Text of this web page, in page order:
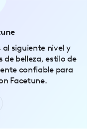
al siguiente nivel y
belleza, estilo de
confiable para
Facetune.